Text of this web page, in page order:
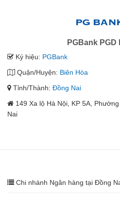
PGBank PGD
Ký hiệu: PGBank
Quận/Huyện: Biên Hòa
Tỉnh/Thành: Đồng Nai
149 Xa lộ Hà Nội, KP 5A,
Nai
Chi nhánh Ngân hàng tại Đồng